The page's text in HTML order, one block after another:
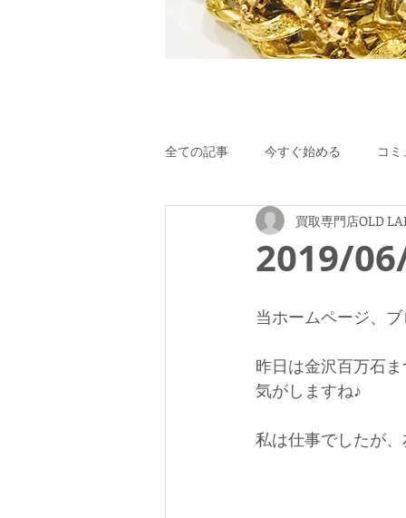
全ての記事 今すぐ始める コ
2019/
買取専門店OLD
当ホームページ、
昨日は金沢百万石
気がしますね♪
私は仕事でしたが